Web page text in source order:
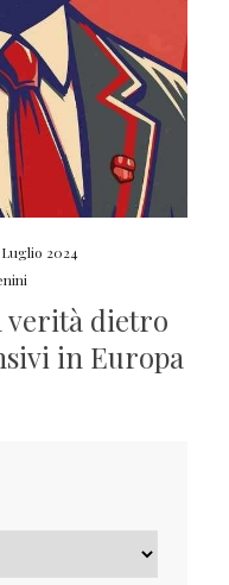
Luglio 2024
verità dietro
in Europa